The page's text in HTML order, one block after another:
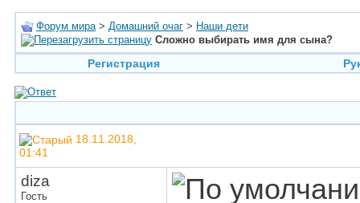
Форум мира > Домашний очаг > Наши дети
Сложно выбирать имя для сына?
Регистрация
18.11.2018,
01:41
diza
Гость